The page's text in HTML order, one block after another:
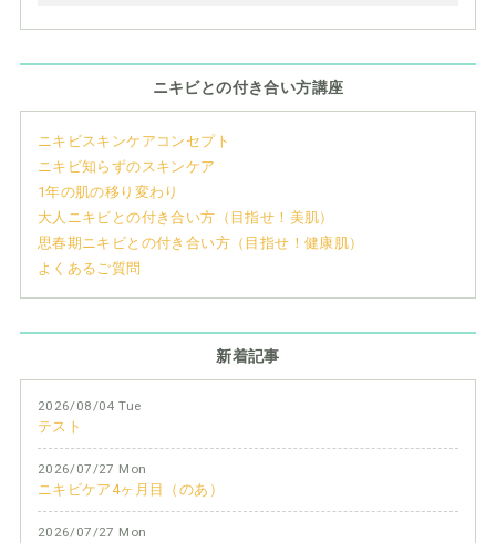
ニキビとの付き合い方講座
ニキビスキンケアコンセプト
ニキビ知らずのスキンケア
1年の肌の移り変わり
大人ニキビとの付き合い方（目指せ！美肌）
思春期ニキビとの付き合い方（目指せ！健康肌）
よくあるご質問
新着記事
2026/08/04 Tue
テスト
2026/07/27 Mon
ニキビケア4ヶ月目（のあ）
2026/07/27 Mon